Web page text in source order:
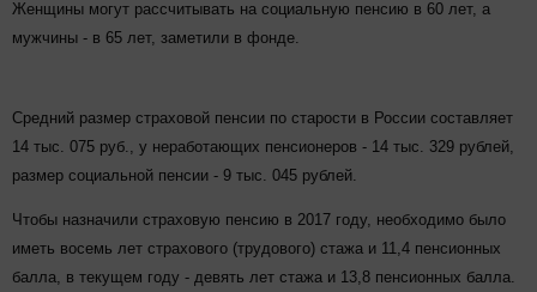
Женщины могут рассчитывать на социальную пенсию в 60 лет, а
мужчины - в 65 лет, заметили в фонде.
Средний размер страховой пенсии по старости в России составляет
14 тыс. 075 руб., у неработающих пенсионеров - 14 тыс. 329 рублей,
размер социальной пенсии - 9 тыс. 045 рублей.
Чтобы назначили страховую пенсию в 2017 году, необходимо было
иметь восемь лет страхового (трудового) стажа и 11,4 пенсионных
балла, в текущем году - девять лет стажа и 13,8 пенсионных балла.